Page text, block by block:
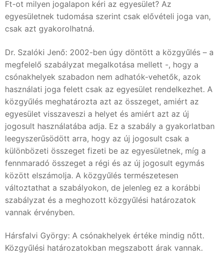
Ft-ot milyen jogalapon kéri az egyesület? Az
egyesületnek tudomása szerint csak elővételi joga van,
csak azt gyakorolhatná.
Dr. Szalóki Jenő: 2002-ben úgy döntött a közgyűlés – a
megfelelő szabályzat megalkotása mellett -, hogy a
csónakhelyek szabadon nem adhatók-vehetők, azok
használati joga felett csak az egyesület rendelkezhet. A
közgyűlés meghatározta azt az összeget, amiért az
egyesület visszaveszi a helyet és amiért azt az új
jogosult használatába adja. Ez a szabály a gyakorlatban
leegyszerűsödött arra, hogy az új jogosult csak a
különbözeti összeget fizeti be az egyesületnek, míg a
fennmaradó összeget a régi és az új jogosult egymás
között elszámolja. A közgyűlés természetesen
változtathat a szabályokon, de jelenleg ez a korábbi
szabályzat és a meghozott közgyűlési határozatok
vannak érvényben.
Hársfalvi György: A csónakhelyek értéke mindig nőtt.
Közgyűlési határozatokban megszabott árak vannak.